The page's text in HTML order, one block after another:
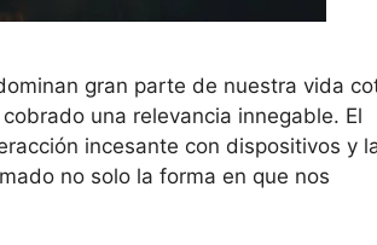
gran parte de nuestra vida
una relevancia innegable. El
incesante con dispositivos y
no solo la forma en que nos